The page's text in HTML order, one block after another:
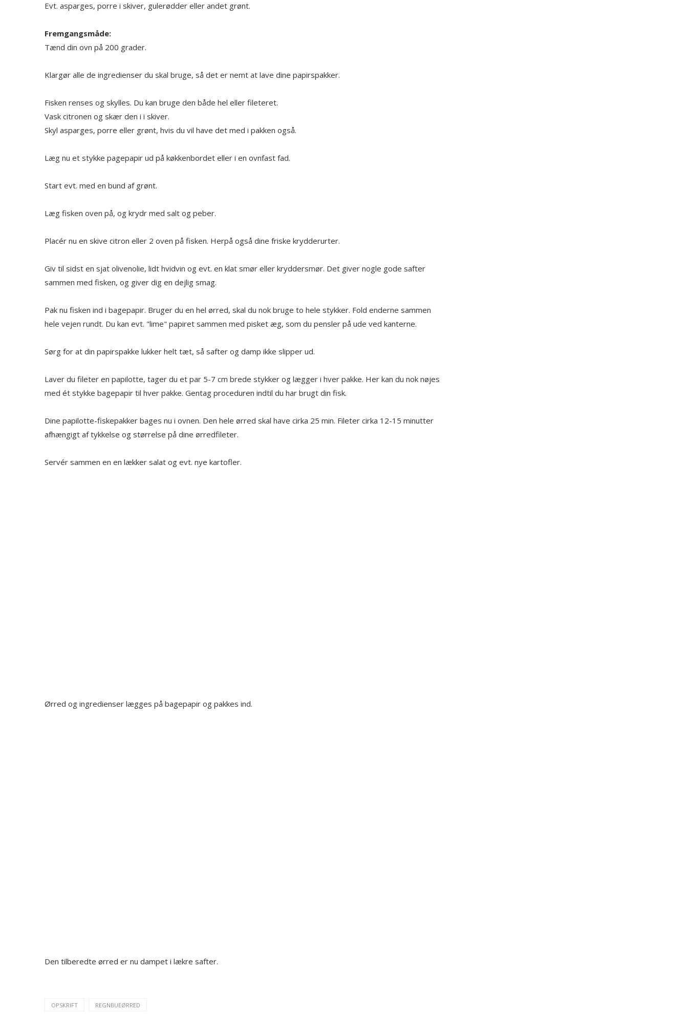
Evt. asparges, porre i skiver, gulerødder eller andet grønt.
Fremgangsmåde:
Tænd din ovn på 200 grader.
Klargør alle de ingredienser du skal bruge, så det er nemt at lave dine papirspakker.
Fisken renses og skylles. Du kan bruge den både hel eller fileteret.
Vask citronen og skær den i i skiver.
Skyl asparges, porre eller grønt, hvis du vil have det med i pakken også.
Læg nu et stykke pagepapir ud på køkkenbordet eller i en ovnfast fad.
Start evt. med en bund af grønt.
Læg fisken oven på, og krydr med salt og peber.
Placér nu en skive citron eller 2 oven på fisken. Herpå også dine friske krydderurter.
Giv til sidst en sjat olivenolie, lidt hvidvin og evt. en klat smør eller kryddersmør. Det giver nogle gode safter
sammen med fisken, og giver dig en dejlig smag.
Pak nu fisken ind i bagepapir. Bruger du en hel ørred, skal du nok bruge to hele stykker. Fold enderne sammen
hele vejen rundt. Du kan evt. "lime" papiret sammen med pisket æg, som du pensler på ude ved kanterne.
Sørg for at din papirspakke lukker helt tæt, så safter og damp ikke slipper ud.
Laver du fileter en papilotte, tager du et par 5-7 cm brede stykker og lægger i hver pakke. Her kan du nok nøjes
med ét stykke bagepapir til hver pakke. Gentag proceduren indtil du har brugt din fisk.
Dine papilotte-fiskepakker bages nu i ovnen. Den hele ørred skal have cirka 25 min. Fileter cirka 12-15 minutter
afhængigt af tykkelse og størrelse på dine ørredfileter.
Servér sammen en en lækker salat og evt. nye kartofler.
Ørred og ingredienser lægges på bagepapir og pakkes ind.
Den tilberedte ørred er nu dampet i lækre safter.
OPSKRIFT REGNBUEØRRED